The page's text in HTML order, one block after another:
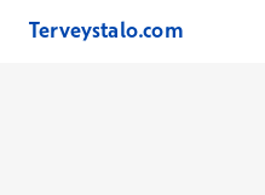
Terveystalo.com